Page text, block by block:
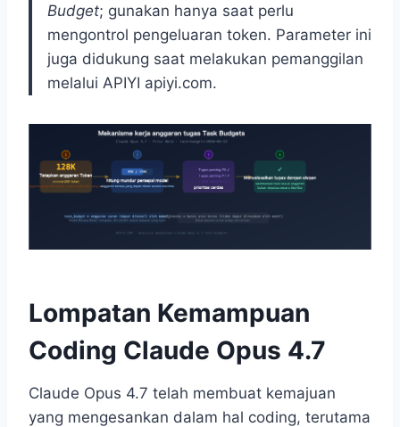
Budget; gunakan hanya saat perlu
mengontrol pengeluaran token. Parameter ini
juga didukung saat melakukan pemanggilan
melalui APIYI apiyi.com.
Lompatan Kemampuan
Coding Claude Opus 4.7
Claude Opus 4.7 telah membuat kemajuan
yang mengesankan dalam hal coding, terutama